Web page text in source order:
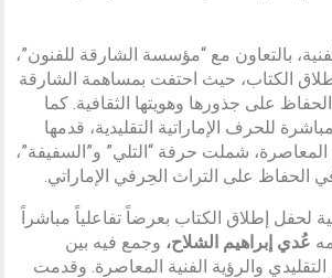
بالتعاون مع “مؤسسة الشارقة للفنون”،
الكتاب، حيث احتفت بمساهمة الشارقة
على جذورها وهويتها الثقافية. كما
للحرف الإماراتية التقليدية، قدمها
شملت حرفة “التلي” و”السفيفة”،
الحفاظ على التراث الحِرفي الإماراتي.
لحفل إطلاق الكتاب بعرضاً تفاعلياً مباشراً
عُدي إبراهيم الشلاح، وجمع فيه بين
والرؤية الفنية المعاصرة. وقدمت